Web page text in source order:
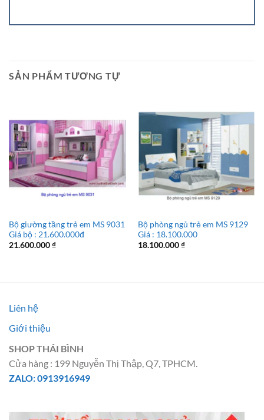
SẢN PHẨM TƯƠNG TỰ
Bộ giường tầng trẻ em MS 9031
Giá bộ : 21.600.000đ
21.600.000₫
Bộ phòng ngủ trẻ em MS 9129
Giá : 18.100.000
18.100.000₫
Liên hệ
Giới thiệu
SHOP THÁI BÌNH
Cửa hàng : 199 Nguyễn Thị Thập, Q7, TPHCM.
ZALO: 0913916949